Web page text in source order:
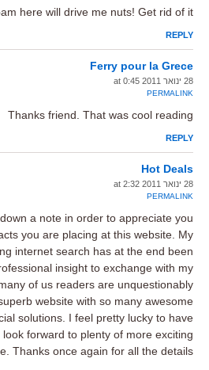
here will drive me nuts! Get rid of it!
REPLY
Ferry pour la Grece
28 ינואר 2011 at 0:45
PERMALINK
Thanks friend. That was cool reading
REPLY
Hot Deals
28 ינואר 2011 at 2:32
PERMALINK
a note in order to appreciate you
you are placing at this website. My
internet search has at the end been
insight to exchange with my
of us readers are unquestionably
website with so many awesome
solutions. I feel pretty lucky to have
forward to plenty of more exciting
Thanks once again for all the details.